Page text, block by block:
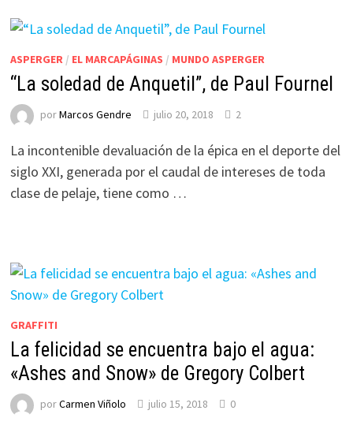
ASPERGER/ EL MARCAPÁGINAS / MUNDO ASPERGER
“La soledad de Anquetil”, de Paul Fournel
porMarcos Gendre julio 20, 2018 2
La incontenible devaluación de la épica en el deporte del
siglo XXI, generada por el caudal de intereses de toda
clase de pelaje, tiene como …
GRAFFITI
La felicidad se encuentra bajo el agua:
«Ashes and Snow» de Gregory Colbert
porCarmen Viñolo julio 15, 2018 0